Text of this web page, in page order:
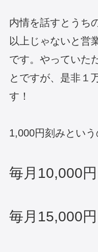
内情を話すとうち
以上じゃないと営
です。やっていた
とですが、是非１
す！
1,000円刻みという
毎月10,000
毎月15,000